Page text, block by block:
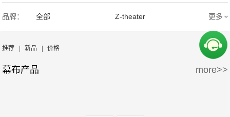
声学产品 智能产品
周边产品
3000-9999 1万-5万
5万-15万
30万-50万
品牌： 全部 Z-theater
Screen Excellence
更多
推荐 | 新品 | 价格
幕布产品 more>>